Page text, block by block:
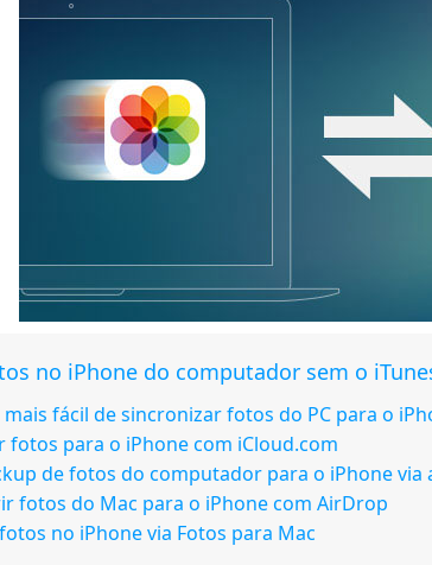
no iPhone do computador sem o
fácil de sincronizar fotos do PC para o
fotos para o iPhone com iCloud.com
de fotos do computador para o iPhone
fotos do Mac para o iPhone com AirDrop
no iPhone via Fotos para Mac